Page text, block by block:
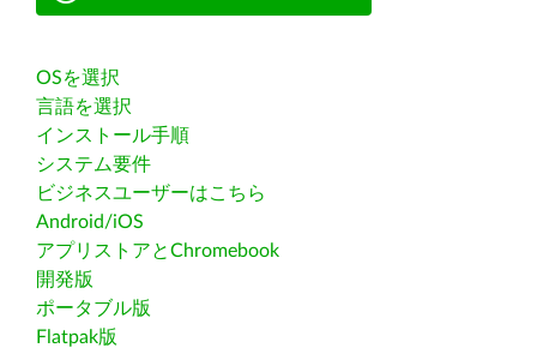
OSを選択
言語を選択
インストール手順
システム要件
ビジネスユーザーはこちら
Android/iOS
アプリストアとChromebook
開発版
ポータブル版
Flatpak版